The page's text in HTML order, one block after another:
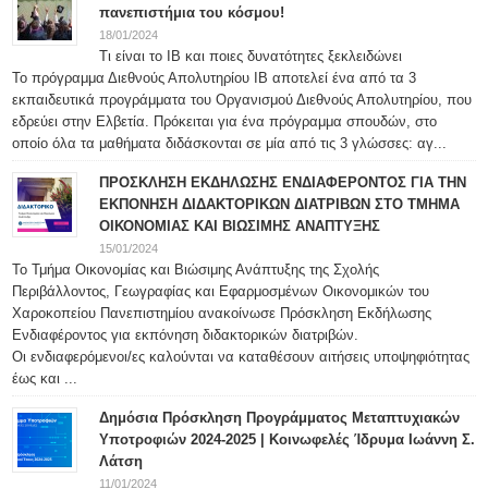
πανεπιστήμια του κόσμου!
18/01/2024
Τι είναι το IB και ποιες δυνατότητες ξεκλειδώνει
Το πρόγραμμα Διεθνούς Απολυτηρίου IB αποτελεί ένα από τα 3
εκπαιδευτικά προγράμματα του Οργανισμού Διεθνούς Απολυτηρίου, που
εδρεύει στην Ελβετία. Πρόκειται για ένα πρόγραμμα σπουδών, στο
οποίο όλα τα μαθήματα διδάσκονται σε μία από τις 3 γλώσσες: αγ...
ΠΡΟΣΚΛΗΣΗ ΕΚΔΗΛΩΣΗΣ ΕΝΔΙΑΦΕΡΟΝΤΟΣ ΓΙΑ ΤΗΝ
ΕΚΠΟΝΗΣΗ ΔΙΔΑΚΤΟΡΙΚΩΝ ΔΙΑΤΡΙΒΩΝ ΣΤΟ ΤΜΗΜΑ
ΟΙΚΟΝΟΜΙΑΣ ΚΑΙ ΒΙΩΣΙΜΗΣ ΑΝΑΠΤΥΞΗΣ
15/01/2024
Το Τμήμα Οικονομίας και Βιώσιμης Ανάπτυξης της Σχολής
Περιβάλλοντος, Γεωγραφίας και Εφαρμοσμένων Οικονομικών του
Χαροκοπείου Πανεπιστημίου ανακοίνωσε Πρόσκληση Εκδήλωσης
Ενδιαφέροντος για εκπόνηση διδακτορικών διατριβών.
Οι ενδιαφερόμενοι/ες καλούνται να καταθέσουν αιτήσεις υποψηφιότητας
έως και ...
Δημόσια Πρόσκληση Προγράμματος Μεταπτυχιακών
Υποτροφιών 2024-2025 | Κοινωφελές Ίδρυμα Ιωάννη Σ.
Λάτση
11/01/2024